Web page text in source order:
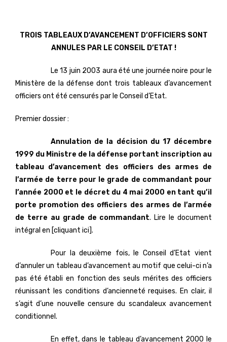
TROIS TABLEAUX D’AVANCEMENT D’OFFICIERS SONT
ANNULES PAR LE CONSEIL D’ETAT !
Le 13 juin 2003 aura été une journée noire pour le
Ministère de la défense dont trois tableaux d’avancement
officiers ont été censurés par le Conseil d’Etat.
Premier dossier :
Annulation de la décision du 17 décembre
1999 du Ministre de la défense portant inscription au
tableau d’avancement des officiers des armes de
l’armée de terre pour le grade de commandant pour
l’année 2000 et le décret du 4 mai 2000 en tant qu’il
porte promotion des officiers des armes de l’armée
de terre au grade de commandant. Lire le document
intégral en [cliquant ici].
Pour la deuxième fois, le Conseil d’Etat vient
d’annuler un tableau d’avancement au motif que celui-ci n’a
pas été établi en fonction des seuls mérites des officiers
réunissant les conditions d’ancienneté requises. En clair, il
s’agit d’une nouvelle censure du scandaleux avancement
conditionnel.
En effet, dans le tableau d’avancement 2000 le